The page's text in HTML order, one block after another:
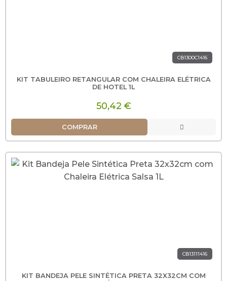
CB1300C1416
KIT TABULEIRO RETANGULAR COM CHALEIRA ELÉTRICA
DE HOTEL 1L
50,42 €
COMPRAR
CB13111416
KIT BANDEJA PELE SINTÉTICA PRETA 32X32CM COM